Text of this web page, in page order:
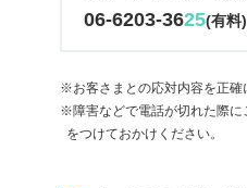
06-6203-3625(有料
※お客さまとの応対内容を正確
※障害などで電話が切れた際に
をつけておかけください。